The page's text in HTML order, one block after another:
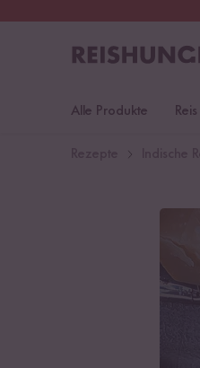
Alle Produkte
Reis